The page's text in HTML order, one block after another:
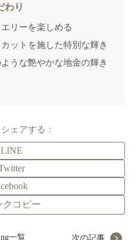
わり
リーを楽しめる
ットを施した特別な輝き
うな艶やかな地金の輝き
ェアする：
LINE
クコピー
一覧 次の記事